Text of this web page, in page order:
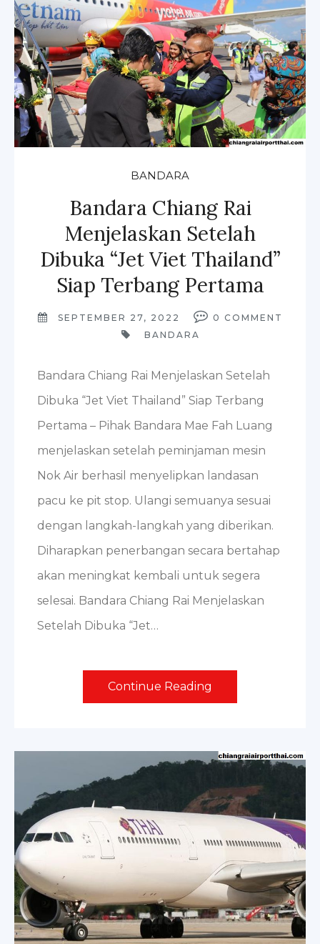
BANDARA
Bandara Chiang Rai
Menjelaskan Setelah
Dibuka “Jet Viet Thailand”
Siap Terbang Pertama
SEPTEMBER 27, 2022 0 COMMENT
BANDARA
Bandara Chiang Rai Menjelaskan Setelah
Dibuka “Jet Viet Thailand” Siap Terbang
Pertama – Pihak Bandara Mae Fah Luang
menjelaskan setelah peminjaman mesin
Nok Air berhasil menyelipkan landasan
pacu ke pit stop. Ulangi semuanya sesuai
dengan langkah-langkah yang diberikan.
Diharapkan penerbangan secara bertahap
akan meningkat kembali untuk segera
selesai. Bandara Chiang Rai Menjelaskan
Setelah Dibuka “Jet…
Continue Reading